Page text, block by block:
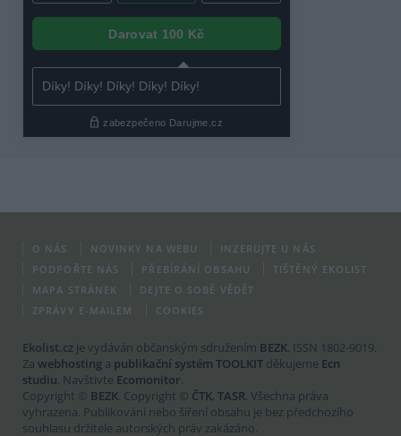
O NÁS NOVINKY NA WEBU
INZERUJTE U NÁS
PODPOŘTE NÁS
PŘEBÍRÁNÍ OBSAHU
TIŠTĚNÝ EKOLIST
MAPA STRÁNEK
DEJTE O SOBĚ VĚDĚT
ZPRÁVY E-MAILEM
COOKIES
Ekolist.cz je vydáván občanským sdružením BEZK. ISSN 1802-9019.
Za webhosting a publikační systém TOOLKIT děkujeme Ecn
studiu. Navštivte Ecomonitor.
Copyright © BEZK. Copyright © ČTK, TASR. Všechna práva
vyhrazena. Publikování nebo šíření obsahu je bez předchozího
souhlasu držitele autorských práv zakázáno.